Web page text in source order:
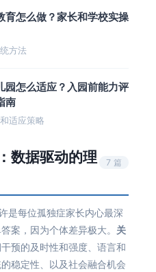
育怎么做？家长和学校实操
方法
园怎么适应？入园前能力评
南
适应策略
数据驱动的理
7 篇
是每位孤独症家长内心最深
案，因为个体差异极大。 关
预的及时性和强度、语言和
稳定性、以及社会融合机会